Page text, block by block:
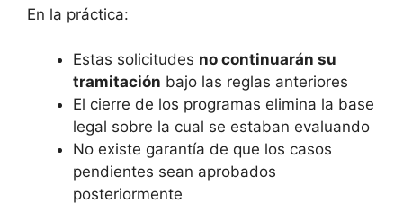
En la práctica:
Estas solicitudes no continuarán su
tramitación bajo las reglas anteriores
El cierre de los programas elimina la base
legal sobre la cual se estaban evaluando
No existe garantía de que los casos
pendientes sean aprobados
posteriormente